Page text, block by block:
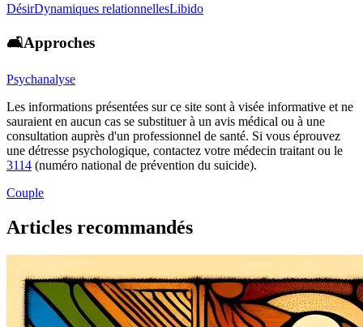
DésirDynamiques relationnellesLibido
🛋️Approches
Psychanalyse
Les informations présentées sur ce site sont à visée informative et ne
sauraient en aucun cas se substituer à un avis médical ou à une
consultation auprès d'un professionnel de santé. Si vous éprouvez
une détresse psychologique, contactez votre médecin traitant ou le
3114 (numéro national de prévention du suicide).
Couple
Articles recommandés